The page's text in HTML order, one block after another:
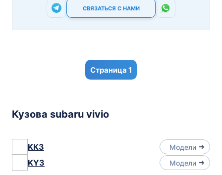
СВЯЗАТЬСЯ С НАМИ
1
Кузова subaru vivio
KK3 Модели
KY3 Модели